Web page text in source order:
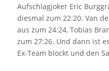
Aufschlagjoker Eric
diesmal zum 22:20. Van
aus zum 24:24, Tobias
zum 27:26. Und dann ist
Ex-Team blockt und den